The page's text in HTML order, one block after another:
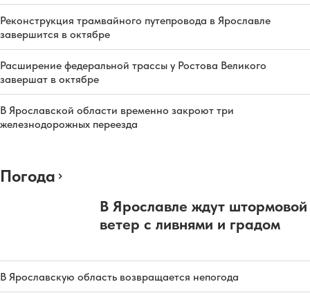
Реконструкция трамвайного путепровода в Ярославле
завершится в октябре
Расширение федеральной трассы у Ростова Великого
завершат в октябре
В Ярославской области временно закроют три
железнодорожных переезда
Погода
В Ярославле ждут штормовой
ветер с ливнями и градом
В Ярославскую область возвращается непогода